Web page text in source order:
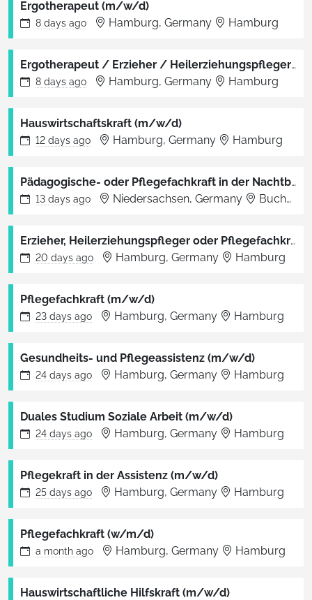
Ergotherapeut (m/w/d)
8 days ago Hamburg, Germany Hamburg
Ergotherapeut / Erzieher / Heilerziehungspfleger (m/w/d)
8 days ago Hamburg, Germany Hamburg
Hauswirtschaftskraft (m/w/d)
12 days ago Hamburg, Germany Hamburg
Pädagogische- oder Pflegefachkraft in der Nachtbereitschaft (m/w/d)
13 days ago Niedersachsen, Germany Buchholz in der Nordheide
Erzieher, Heilerziehungspfleger oder Pflegefachkraft (m/w/d)
20 days ago Hamburg, Germany Hamburg
Pflegefachkraft (m/w/d)
23 days ago Hamburg, Germany Hamburg
Gesundheits- und Pflegeassistenz (m/w/d)
24 days ago Hamburg, Germany Hamburg
Duales Studium Soziale Arbeit (m/w/d)
24 days ago Hamburg, Germany Hamburg
Pflegekraft in der Assistenz (m/w/d)
25 days ago Hamburg, Germany Hamburg
Pflegefachkraft (w/m/d)
a month ago Hamburg, Germany Hamburg
Hauswirtschaftliche Hilfskraft (m/w/d)